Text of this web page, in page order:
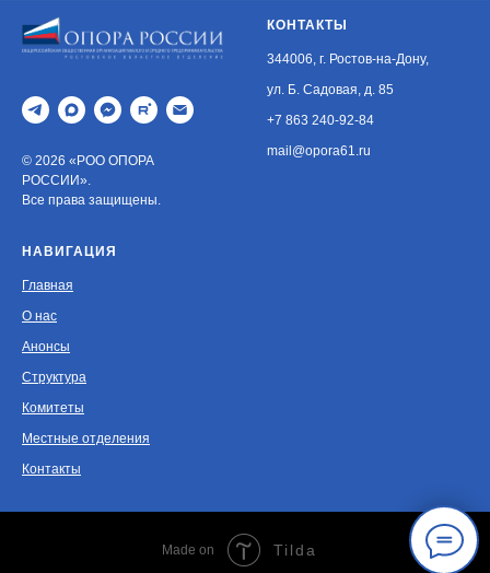
© 2026 «РОО ОПОРА
РОССИИ».
Все права защищены.
КОНТАКТЫ
344006, г. Ростов-на-Дону,
ул. Б. Садовая, д. 85
+7 863 240-92-84
mail@opora61.ru
НАВИГАЦИЯ
Главная
О нас
Анонсы
Структура
Комитеты
Местные отделения
Контакты
Made on Tilda